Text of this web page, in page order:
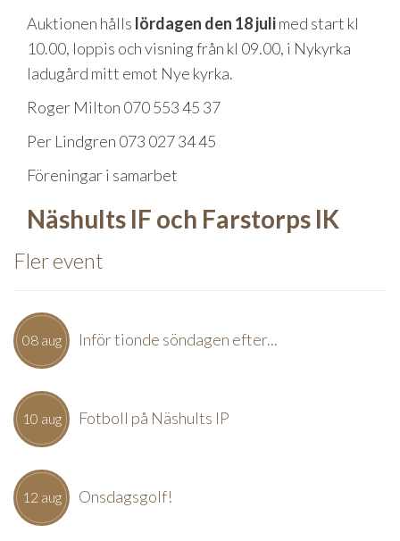
Fler event
08 aug Inför tionde söndagen efter...
10 aug Fotboll på Näshults IP
12 aug Onsdagsgolf!
Auktionen hålls lördagen den 18 julimed start kl
10.00, loppis och visning från kl 09.00, i Nykyrka
ladugård mitt emot Nye kyrka.
Roger Milton 070 553 45 37
Per Lindgren 073 027 34 45
Föreningar i samarbet
Näshults IF och Farstorps IK